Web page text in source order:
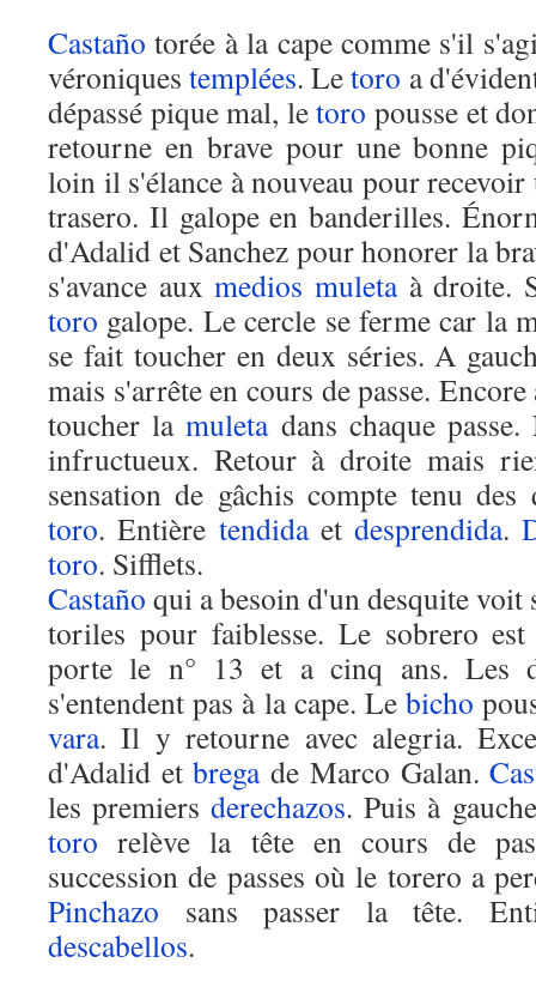
Castaño torée à la cape comme s'il
véroniquestemplées. Letoro a
dépassé pique mal, letoro pousse et
retourne en brave pour une bonne
loin il s'élance à nouveau pour
trasero. Il galope en banderilles.
d'Adalid et Sanchez pour honorer la
s'avance auxmedios muletaà droite.
toro galope. Le cercle se ferme car la
se fait toucher en deux séries. A
mais s'arrête en cours de passe.
toucher lamuletadans chaque passe.
infructueux. Retour à droite mais
sensation de gâchis compte tenu des
toro. Entière tendidaetdesprendida.
toro. Sifflets.
Castaño qui a besoin d'un desquite
toriles pour faiblesse. Le sobrero
porte le n° 13 et a cinq ans. Les
s'entendent pas à la cape. Lebicho
vara. Il y retourne avec alegria.
d'Adalid etbregade Marco Galan.
les premiersderechazos. Puis à
toro relève la tête en cours de
succession de passes où le torero a
Pinchazo sans passer la tête.
descabellos.